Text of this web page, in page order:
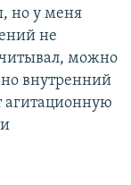
но у меня
не
можно
внутренний
агитационную